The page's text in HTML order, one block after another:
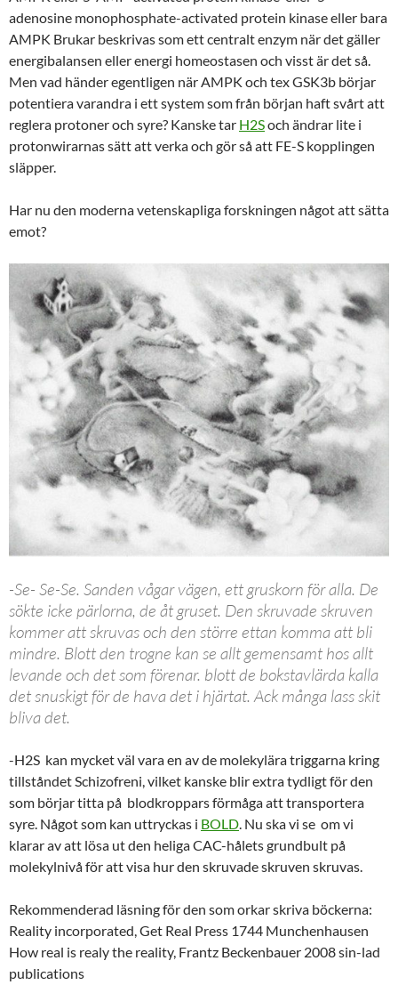
adenosine monophosphate-activated protein kinase eller bara
AMPK Brukar beskrivas som ett centralt enzym när det gäller
energibalansen eller energi homeostasen och visst är det så.
Men vad händer egentligen när AMPK och tex GSK3b börjar
potentiera varandra i ett system som från början haft svårt att
reglera protoner och syre? Kanske tar H2Soch ändrar lite i
protonwirarnas sätt att verka och gör så att FE-S kopplingen
släpper.
Har nu den moderna vetenskapliga forskningen något att sätta
emot?
-Se- Se-Se. Sanden vågar vägen, ett gruskorn för alla. De
sökte icke pärlorna, de åt gruset. Den skruvade skruven
kommer att skruvas och den större ettan komma att bli
mindre. Blott den trogne kan se allt gemensamt hos allt
levande och det som förenar. blott de bokstavlärda kalla
det snuskigt för de hava det i hjärtat. Ack många lass skit
bliva det.
-H2S kan mycket väl vara en av de molekylära triggarna kring
tillståndet Schizofreni, vilket kanske blir extra tydligt för den
som börjar titta på blodkroppars förmåga att transportera
syre. Något som kan uttryckas i BOLD. Nu ska vi se om vi
klarar av att lösa ut den heliga CAC-hålets grundbult på
molekylnivå för att visa hur den skruvade skruven skruvas.
Rekommenderad läsning för den som orkar skriva böckerna:
Reality incorporated, Get Real Press 1744 Munchenhausen
How real is realy the reality, Frantz Beckenbauer 2008 sin-lad
publications